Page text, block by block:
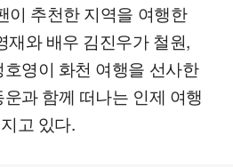
이 추천한 지역을 여행한
재와 배우 김진우가 철원,
영이 화천 여행을 선사한
과 함께 떠나는 인제 여행
고 있다.